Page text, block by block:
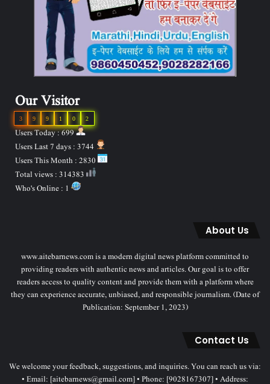
Our Visitor
2
0
1
9
9
3
Users Today : 699
About Us
www.aitebarnews.com is a modern digital news platform committed to
providing readers with authentic news and articles. Our goal is to offer
readers access to quality content and provide them with a platform where
they can experience accurate, unbiased, and responsible journalism. (Date of
Publication: September 1, 2023)
Contact Us
We welcome your feedback, suggestions, and inquiries. You can reach us via:
• Email: [aitebarnews@gmail.com] • Phone: [9028167307] • Address: